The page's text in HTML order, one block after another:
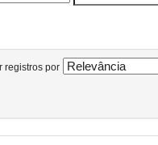
registros por